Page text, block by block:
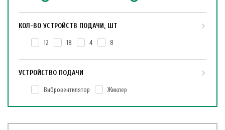
КОЛ-ВО УСТРОЙСТВ ПОДАЧИ, ШТ
12 18 4 8
УСТРОЙСТВО ПОДАЧИ
Вибровентилятор Жиклер